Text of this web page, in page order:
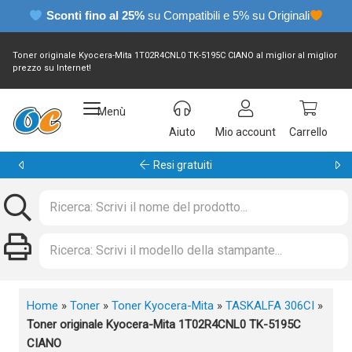
Sconti fino al 25% su Compatibili e 5% su Originali
Toner originale Kyocera-Mita 1T02R4CNL0 TK-5195C CIANO al miglior al miglior
prezzo su Internet!
Menù
Aiuto
Mio account Carrello
Garanzia 24 mesi
Home » Toner » Toner Kyocera-Mita » TASKALFA 306CI »
Toner originale Kyocera-Mita 1T02R4CNL0 TK-5195C
CIANO